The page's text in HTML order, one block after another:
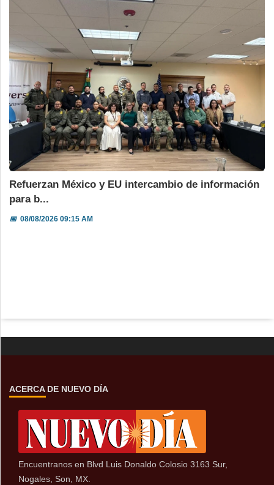
Refuerzan México y EU intercambio de información
para b...
📅08/08/2026 09:15 AM
ACERCA DE NUEVO DÍA
Encuentranos en Blvd Luis Donaldo Colosio 3163 Sur,
Nogales, Son, MX.